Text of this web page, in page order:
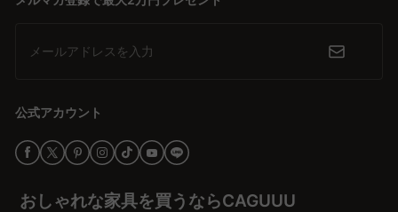
メールアドレスを入力
公式アカウント
おしゃれな家具を買うならCAGUUU